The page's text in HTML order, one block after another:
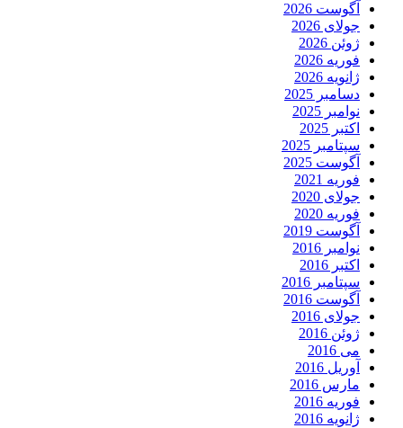
آگوست 2026
جولای 2026
ژوئن 2026
فوریه 2026
ژانویه 2026
دسامبر 2025
نوامبر 2025
اکتبر 2025
سپتامبر 2025
آگوست 2025
فوریه 2021
جولای 2020
فوریه 2020
آگوست 2019
نوامبر 2016
اکتبر 2016
سپتامبر 2016
آگوست 2016
جولای 2016
ژوئن 2016
می 2016
آوریل 2016
مارس 2016
فوریه 2016
ژانویه 2016